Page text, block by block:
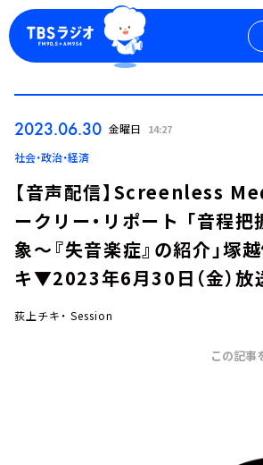
今日の番組表
2023.06.30 金曜日 14:27
社会・政治・経済
【音声配信】Screenless
ークリー・リポート 「音程
象～『失音楽症』の紹介」塚
キ▼2023年6月30日（金）放
荻上チキ・ Session
この記事